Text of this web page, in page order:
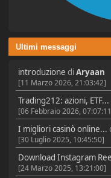
Ultimi messaggi
introduzione diAryaan
[11 Marzo 2026, 21:03:42]
Trading212: azioni, ETF...
[06 Febbraio 2026,
I migliori casinò online...
[30 Luglio 2025, 10:45:50]
Download Instagram
[24 Marzo 2025, 13:21:00]